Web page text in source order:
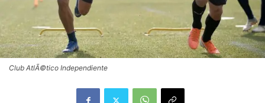
Club AtlÃ©tico Independiente